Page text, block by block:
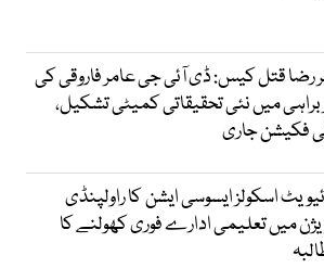
رضا قتل کیس: ڈی آئی جی عامر فاروقی کی
میں نئی تحقیقاتی کمیٹی تشکیل،
فکیشن جاری
اسکولز ایسوسی ایشن کا راولپنڈی
میں تعلیمی ادارے فوری کھولنے کا